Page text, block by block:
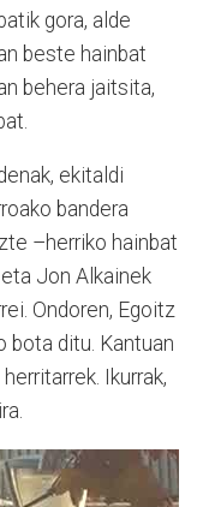
gora, alde
beste hainbat
behera jaitsita,
ekitaldi
bandera
–herriko hainbat
Jon Alkainek
Ondoren, Egoitz
bota ditu. Kantuan
Ikurrak,